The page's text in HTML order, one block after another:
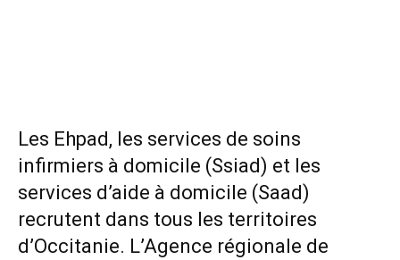
Les Ehpad, les services de soins
infirmiers à domicile (Ssiad) et les
services d’aide à domicile (Saad)
recrutent dans tous les territoires
d’Occitanie. L’Agence régionale de